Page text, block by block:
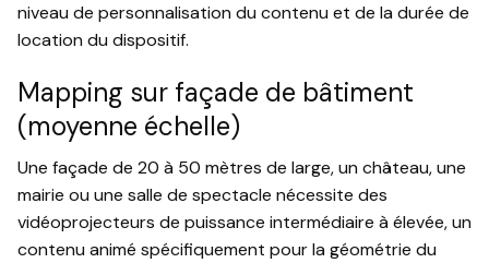
niveau de personnalisation du contenu et de la durée de
location du dispositif.
Mapping sur façade de bâtiment
(moyenne échelle)
Une façade de 20 à 50 mètres de large, un château, une
mairie ou une salle de spectacle nécessite des
vidéoprojecteurs de puissance intermédiaire à élevée, un
contenu animé spécifiquement pour la géométrie du